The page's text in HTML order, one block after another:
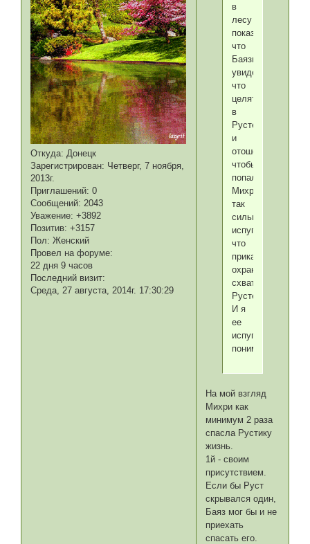
Откуда: Донецк
Зарегистрирован: Четверг, 7 ноября,
2013г.
Приглашений: 0
Сообщений: 2043
Уважение: +3892
Позитив: +3157
Пол: Женский
Провел на форуме:
22 дня 9 часов
Последний визит:
Среда, 27 августа, 2014г. 17:30:29
в
лесу
показалось,
что
Баязид
увидел,
что
целятся
в
Рустема
и
отошел
чтобы
попали.
Михримах
так
сильно
испугалась,
что
приказала
охране
схватить
Рустема.
И я
ее
испуг
понимаю.
На мой взгляд
Михри как
минимум 2 раза
спасла Рустику
жизнь.
1й - своим
присутствием.
Если бы Руст
скрывался один,
Баяз мог бы и не
приехать
спасать его.